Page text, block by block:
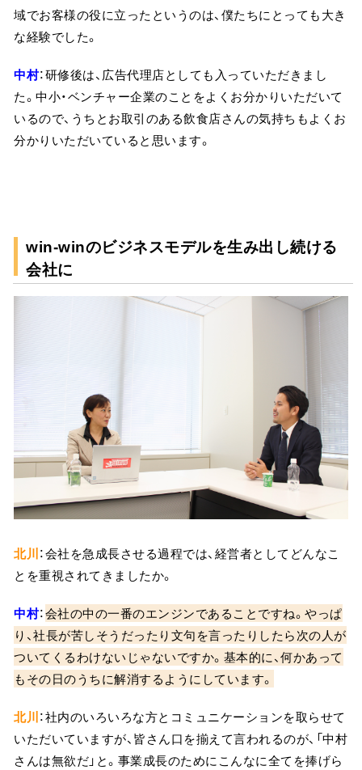
域でお客様の役に立ったというのは、僕たちにとっても大き
な経験でした。
中村：研修後は、広告代理店としても入っていただきまし
た。中小・ベンチャー企業のことをよくお分かりいただいて
いるので、うちとお取引のある飲食店さんの気持ちもよくお
分かりいただいていると思います。
win-winのビジネスモデルを生み出し続ける
会社に
北川：会社を急成長させる過程では、経営者としてどんなこ
とを重視されてきましたか。
中村：会社の中の一番のエンジンであることですね。やっぱ
り、社長が苦しそうだったり文句を言ったりしたら次の人が
ついてくるわけないじゃないですか。基本的に、何かあって
もその日のうちに解消するようにしています。
北川：社内のいろいろな方とコミュニケーションを取らせて
いただいていますが、皆さん口を揃えて言われるのが、「中村
さんは無欲だ」と。事業成長のためにこんなに全てを捧げら